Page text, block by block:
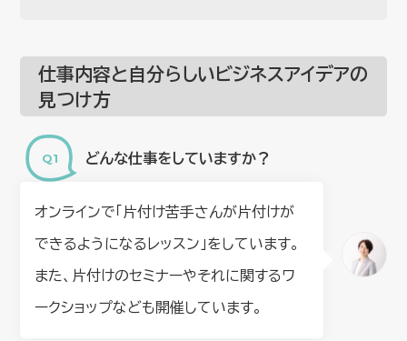
仕事内容と自分らしいビジネスアイデアの
見つけ方
どんな仕事をしていますか？
オンラインで「片付け苦手さんが片付けが
できるようになるレッスン」をしています。
また、片付けのセミナーやそれに関するワ
ークショップなども開催しています。